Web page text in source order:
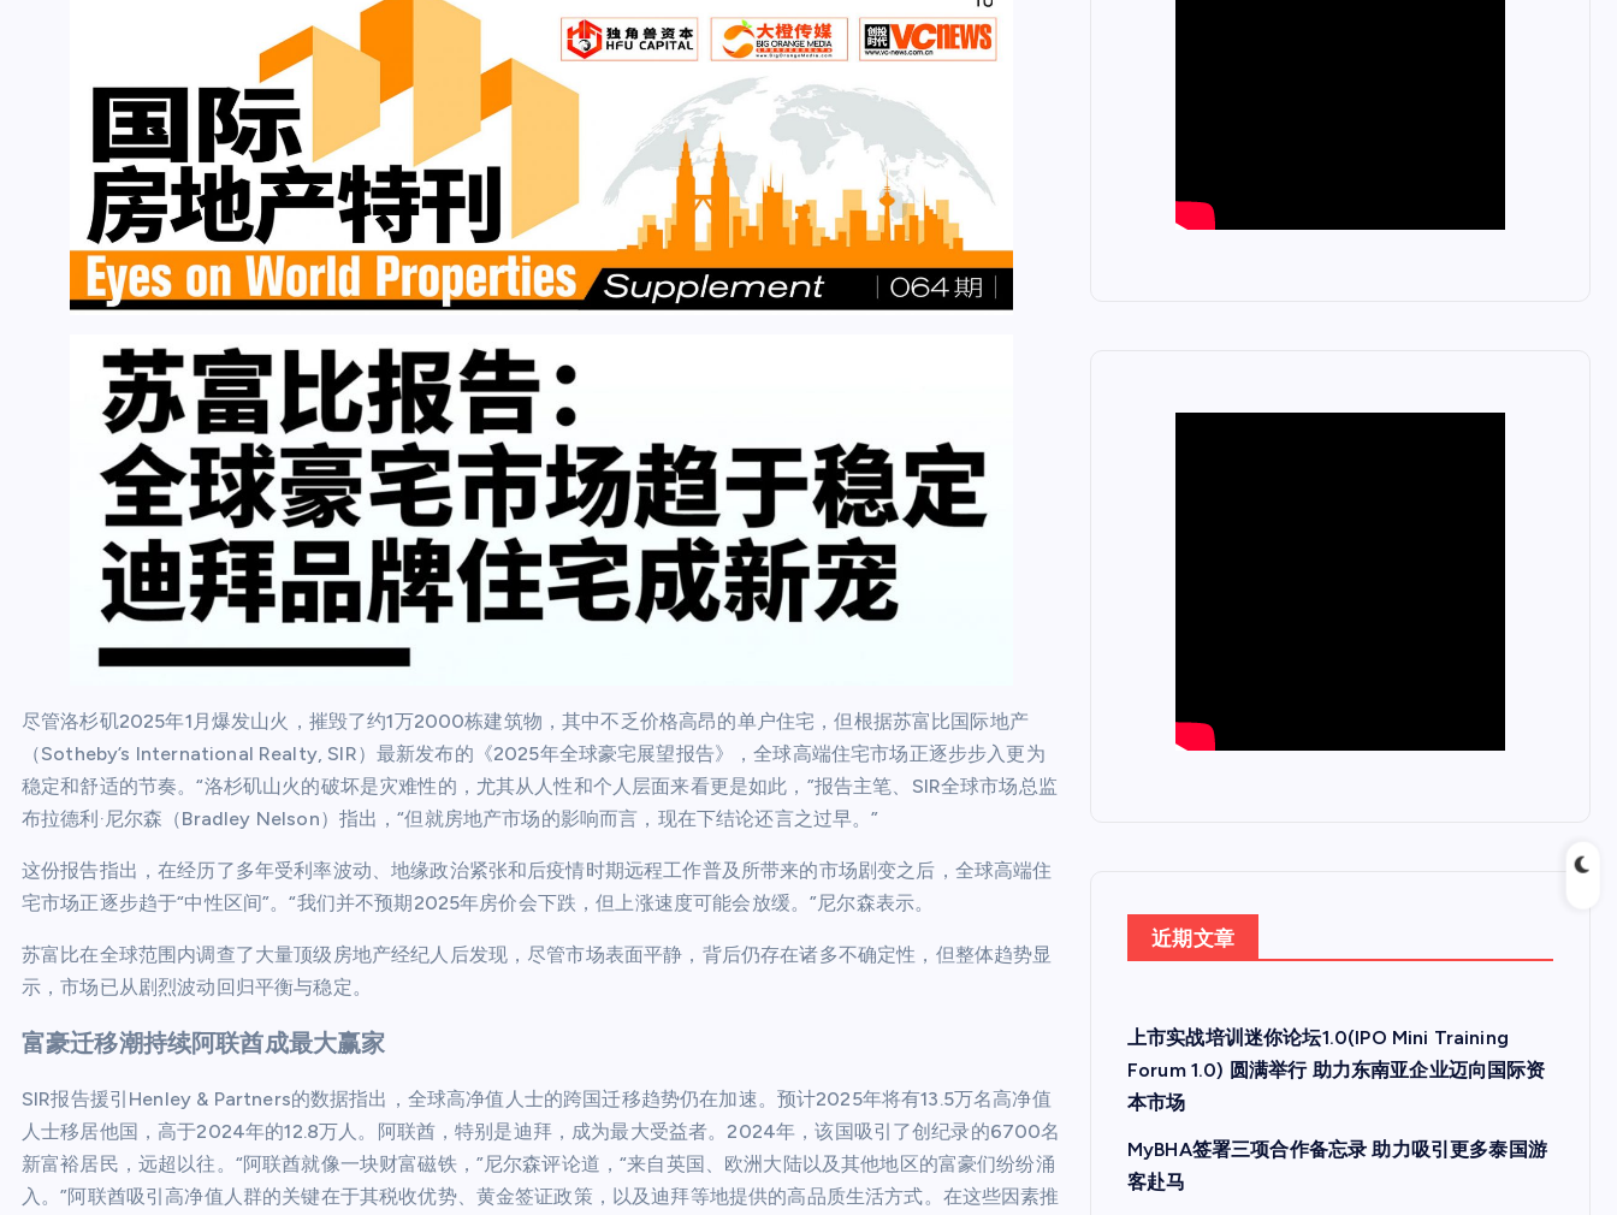
尽管洛杉矶2025年1月爆发山火，摧毁了约1万2000栋建筑物，其中不乏价格高昂的单户住宅，但根据苏富比国际地产
（Sotheby’s International Realty, SIR）最新发布的《2025年全球豪宅展望报告》，全球高端住宅市场正逐步步入更为
稳定和舒适的节奏。“洛杉矶山火的破坏是灾难性的，尤其从人性和个人层面来看更是如此，”报告主笔、SIR全球市场总监
布拉德利·尼尔森（Bradley Nelson）指出，“但就房地产市场的影响而言，现在下结论还言之过早。”
这份报告指出，在经历了多年受利率波动、地缘政治紧张和后疫情时期远程工作普及所带来的市场剧变之后，全球高端住
宅市场正逐步趋于“中性区间”。“我们并不预期2025年房价会下跌，但上涨速度可能会放缓。”尼尔森表示。
苏富比在全球范围内调查了大量顶级房地产经纪人后发现，尽管市场表面平静，背后仍存在诸多不确定性，但整体趋势显
示，市场已从剧烈波动回归平衡与稳定。
富豪迁移潮持续阿联酋成最大赢家
SIR报告援引Henley & Partners的数据指出，全球高净值人士的跨国迁移趋势仍在加速。预计2025年将有13.5万名高净值
人士移居他国，高于2024年的12.8万人。阿联酋，特别是迪拜，成为最大受益者。2024年，该国吸引了创纪录的6700名
新富裕居民，远超以往。“阿联酋就像一块财富磁铁，”尼尔森评论道，“来自英国、欧洲大陆以及其他地区的富豪们纷纷涌
入。”阿联酋吸引高净值人群的关键在于其税收优势、黄金签证政策，以及迪拜等地提供的高品质生活方式。在这些因素推
近期文章
上市实战培训迷你论坛1.0(IPO Mini Training
Forum 1.0) 圆满举行 助力东南亚企业迈向国际资
本市场
MyBHA签署三项合作备忘录 助力吸引更多泰国游
客赴马